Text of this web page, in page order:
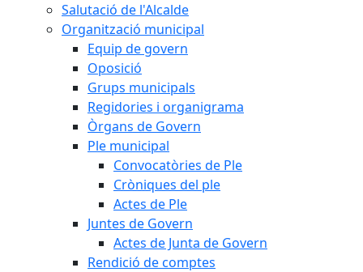
Salutació de l'Alcalde
Organització municipal
Equip de govern
Oposició
Grups municipals
Regidories i organigrama
Òrgans de Govern
Ple municipal
Convocatòries de Ple
Cròniques del ple
Actes de Ple
Juntes de Govern
Actes de Junta de Govern
Rendició de comptes